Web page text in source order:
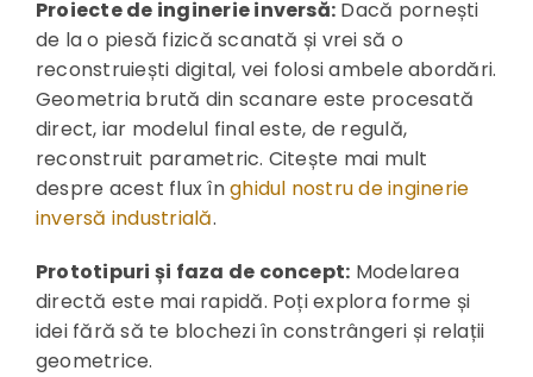
Proiecte de inginerie inversă: Dacă pornești
de la o piesă fizică scanată și vrei să o
reconstruiești digital, vei folosi ambele abordări.
Geometria brută din scanare este procesată
direct, iar modelul final este, de regulă,
reconstruit parametric. Citește mai mult
despre acest flux înghidul nostru de inginerie
inversă industrială.
Prototipuri și faza de concept: Modelarea
directă este mai rapidă. Poți explora forme și
idei fără să te blochezi în constrângeri și relații
geometrice.